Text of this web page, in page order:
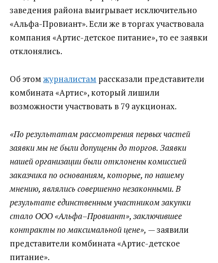
заведения района выигрывает исключительно
«Альфа-Провиант». Если же в торгах участвовала
компания «Артис-детское питание», то ее заявки
отклонялись.
Об этомжурналистам рассказали представители
комбината «Артис», который лишили
возможности участвовать в 79 аукционах.
«По результатам рассмотрения первых частей
заявки мы не были допущены до торгов. Заявки
нашей организации были отклонены комиссией
заказчика по основаниям, которые, по нашему
мнению, являлись совершенно незаконными. В
результате единственным участником закупки
стало ООО «Альфа–Провиант», заключившее
контракты по максимальной цене», — заявили
представители комбината «Артис-детское
питание».